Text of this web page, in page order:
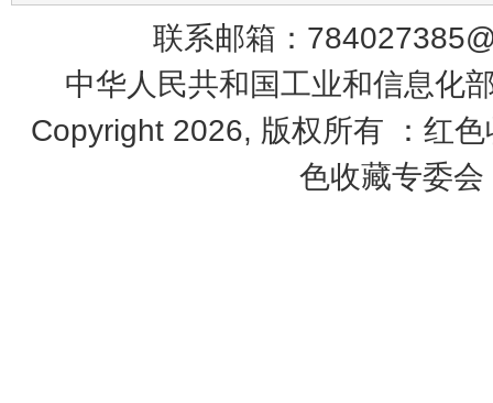
联系邮箱：
中华人民共和国工业和信息化
Copyright 2026, 版权所有 ：红
色收藏专委